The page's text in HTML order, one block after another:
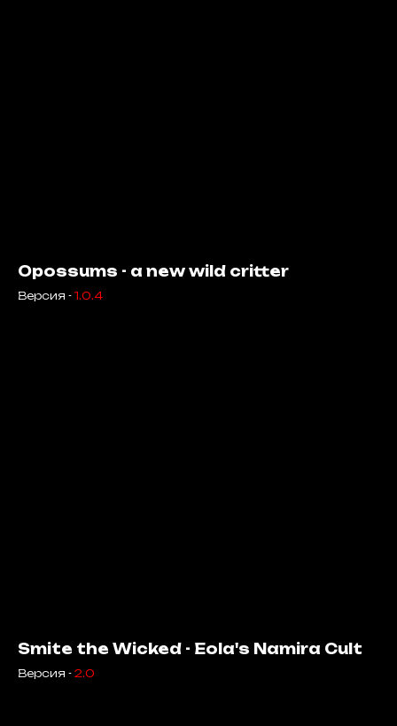
Opossums - a new wild critter
Версия - 1.0.4
Smite the Wicked - Eola's Namira Cult
Версия - 2.0